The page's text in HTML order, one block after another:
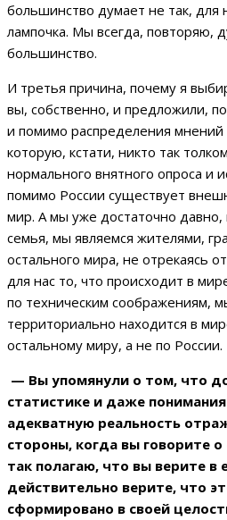
большинство думает не так, для
лампочка. Мы всегда, повторяю,
большинство.
И третья причина, почему я
вы, собственно, и предложили,
и помимо распределения мнений
которую, кстати, никто так
нормального внятного опроса и
помимо России существует
мир. А мы уже достаточно
семья, мы являемся жителями,
остального мира, не отрекаясь
для нас то, что происходит в
по техническим соображениям,
территориально находится в
остальному миру, а не по России.
— Вы упомянули о том, что
статистике и даже
адекватную реальность
стороны, когда вы говорите
так полагаю, что вы верите в
действительно верите, что
сформировано в своей